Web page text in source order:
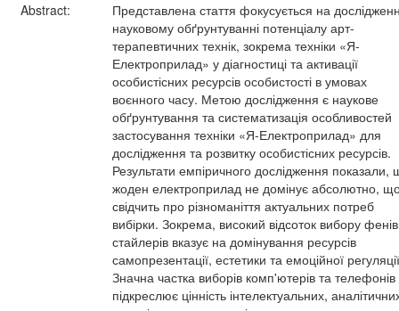
Abstract:
Представлена стаття фокусується на
науковому обґрунтуванні потенціалу арт-
терапевтичних технік, зокрема техніки «Я-
Електроприлад» у діагностиці та активації
особистісних ресурсів особистості в умовах
воєнного часу. Метою дослідження є наукове
обґрунтування та систематизація особливостей
застосування техніки «Я-Електроприлад» для
дослідження та розвитку особистісних ресурсів.
Результати емпіричного дослідження показали,
жоден електроприлад не домінує абсолютно,
свідчить про різноманіття актуальних потреб
вибірки. Зокрема, високий відсоток вибору
стайлерів вказує на домінування ресурсів
самопрезентації, естетики та емоційної
Значна частка виборів комп'ютерів та телефонів
підкреслює цінність інтелектуальних,